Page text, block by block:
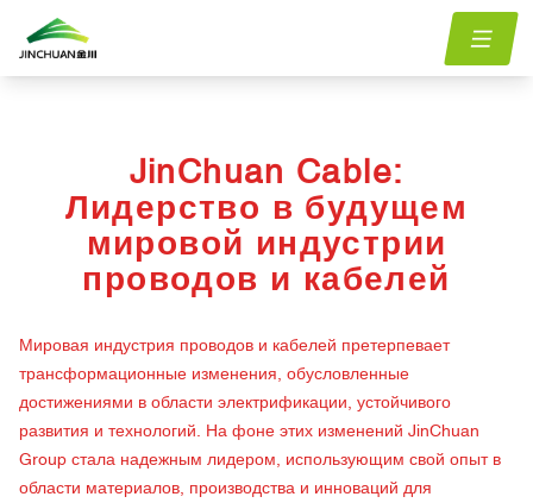
Главная/menu.Blog
jinchuan-group-leading-the-future-of-the-global-wire-
JinChuan Cable:
Лидерство в будущем
мировой индустрии
проводов и кабелей
Мировая индустрия проводов и кабелей претерпевает
трансформационные изменения, обусловленные
достижениями в области электрификации, устойчивого
развития и технологий. На фоне этих изменений JinChuan
Group стала надежным лидером, использующим свой опыт в
области материалов, производства и инноваций для